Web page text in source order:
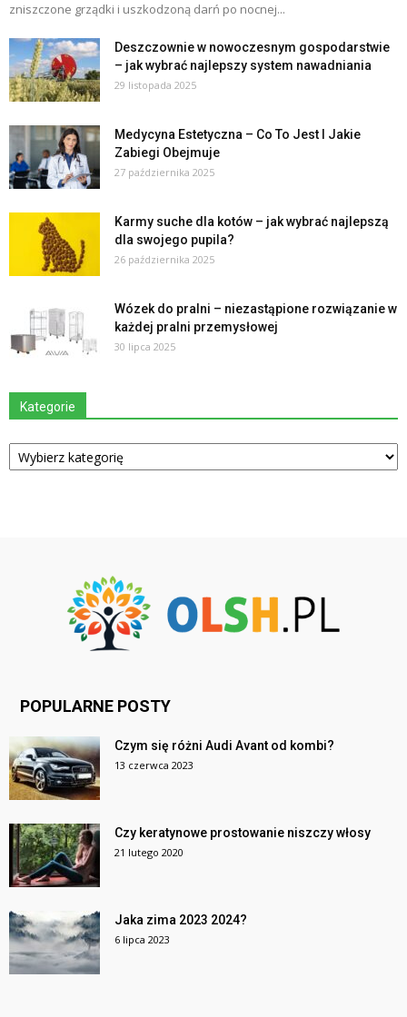
zniszczone grządki i uszkodzoną darń po nocnej...
Deszczownie w nowoczesnym gospodarstwie
– jak wybrać najlepszy system nawadniania
29 listopada 2025
Medycyna Estetyczna – Co To Jest I Jakie
Zabiegi Obejmuje
27 października 2025
Karmy suche dla kotów – jak wybrać najlepszą
dla swojego pupila?
26 października 2025
Wózek do pralni – niezastąpione rozwiązanie w
każdej pralni przemysłowej
30 lipca 2025
Kategorie
Kategorie
POPULARNE POSTY
Czym się różni Audi Avant od kombi?
13 czerwca 2023
Czy keratynowe prostowanie niszczy włosy
21 lutego 2020
Jaka zima 2023 2024?
6 lipca 2023